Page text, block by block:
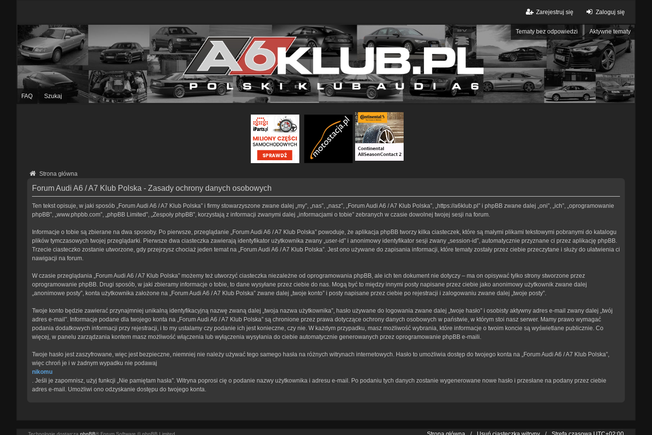
Zaloguj się
Zarejestruj się
Tematy bez odpowiedzi Aktywne tematy
FAQ Szukaj
Strona główna
Forum Audi A6 / A7 Klub Polska - Zasady ochrony danych osobowych
Ten tekst opisuje, w jaki sposób „Forum Audi A6 / A7 Klub Polska” i firmy stowarzyszone zwane dalej „my”, „nas”, „nasz”, „Forum Audi A6 / A7 Klub Polska”, „https://a6klub.pl” i phpBB zwane dalej „oni”, „ich”, „oprogramowanie
phpBB”, „www.phpbb.com”, „phpBB Limited”, „Zespoły phpBB”, korzystają z informacji zwanymi dalej „informacjami o tobie” zebranych w czasie dowolnej twojej sesji na forum.
Informacje o tobie są zbierane na dwa sposoby. Po pierwsze, przeglądanie „Forum Audi A6 / A7 Klub Polska” powoduje, że aplikacja phpBB tworzy kilka ciasteczek, które są małymi plikami tekstowymi pobranymi do katalogu
plików tymczasowych twojej przeglądarki. Pierwsze dwa ciasteczka zawierają identyfikator użytkownika zwany „user-id” i anonimowy identyfikator sesji zwany „session-id”, automatycznie przyznane ci przez aplikację phpBB.
Trzecie ciasteczko zostanie utworzone, gdy przejrzysz chociaż jeden temat na „Forum Audi A6 / A7 Klub Polska”. Jest ono używane do zapisania informacji, które tematy zostały przez ciebie przeczytane i służy do ułatwienia ci
nawigacji na forum.
W czasie przeglądania „Forum Audi A6 / A7 Klub Polska” możemy też utworzyć ciasteczka niezależne od oprogramowania phpBB, ale ich ten dokument nie dotyczy – ma on opisywać tylko strony stworzone przez
oprogramowanie phpBB. Drugi sposób, w jaki zbieramy informacje o tobie, to dane wysyłane przez ciebie do nas. Mogą być to między innymi posty napisane przez ciebie jako anonimowy użytkownik zwane dalej
„anonimowe posty”, konta użytkownika założone na „Forum Audi A6 / A7 Klub Polska” zwane dalej „twoje konto” i posty napisane przez ciebie po rejestracji i zalogowaniu zwane dalej „twoje posty”.
Twoje konto będzie zawierać przynajmniej unikalną identyfikacyjną nazwę zwaną dalej „twoja nazwa użytkownika”, hasło używane do logowania zwane dalej „twoje hasło” i osobisty aktywny adres e-mail zwany dalej „twój
adres e-mail”. Informacje podane dla twojego konta na „Forum Audi A6 / A7 Klub Polska” są chronione przez prawa dotyczące ochrony danych osobowych w państwie, w którym stoi nasz serwer. Mamy prawo wymagać
podania dodatkowych informacji przy rejestracji, i to my ustalamy czy podanie ich jest konieczne, czy nie. W każdym przypadku, masz możliwość wybrania, które informacje o twoim koncie są wyświetlane publicznie. Co
więcej, w panelu zarządzania kontem masz możliwość włączenia lub wyłączenia wysyłania do ciebie automatycznie generowanych przez oprogramowanie phpBB e-maili.
Twoje hasło jest zaszyfrowane, więc jest bezpieczne, niemniej nie należy używać tego samego hasła na różnych witrynach internetowych. Hasło to umożliwia dostęp do twojego konta na „Forum Audi A6 / A7 Klub Polska”,
więc chroń je i w żadnym wypadku nie podawaj
nikomu
. Jeśli je zapomnisz, użyj funkcji „Nie pamiętam hasła”. Witryna poprosi cię o podanie nazwy użytkownika i adresu e-mail. Po podaniu tych danych zostanie wygenerowane nowe hasło i przesłane na podany przez ciebie
adres e-mail. Umożliwi ono odzyskanie dostępu do twojego konta.